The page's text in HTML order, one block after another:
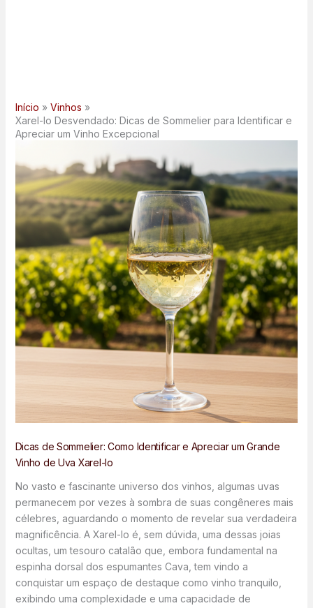
Início
Vinhos
Xarel-lo Desvendado: Dicas de Sommelier para Identificar e
Apreciar um Vinho Excepcional
Dicas de Sommelier: Como Identificar e Apreciar um Grande
Vinho de Uva Xarel-lo
No vasto e fascinante universo dos vinhos, algumas uvas
permanecem por vezes à sombra de suas congêneres mais
célebres, aguardando o momento de revelar sua verdadeira
magnificência. A Xarel-lo é, sem dúvida, uma dessas joias
ocultas, um tesouro catalão que, embora fundamental na
espinha dorsal dos espumantes Cava, tem vindo a
conquistar um espaço de destaque como vinho tranquilo,
exibindo uma complexidade e uma capacidade de